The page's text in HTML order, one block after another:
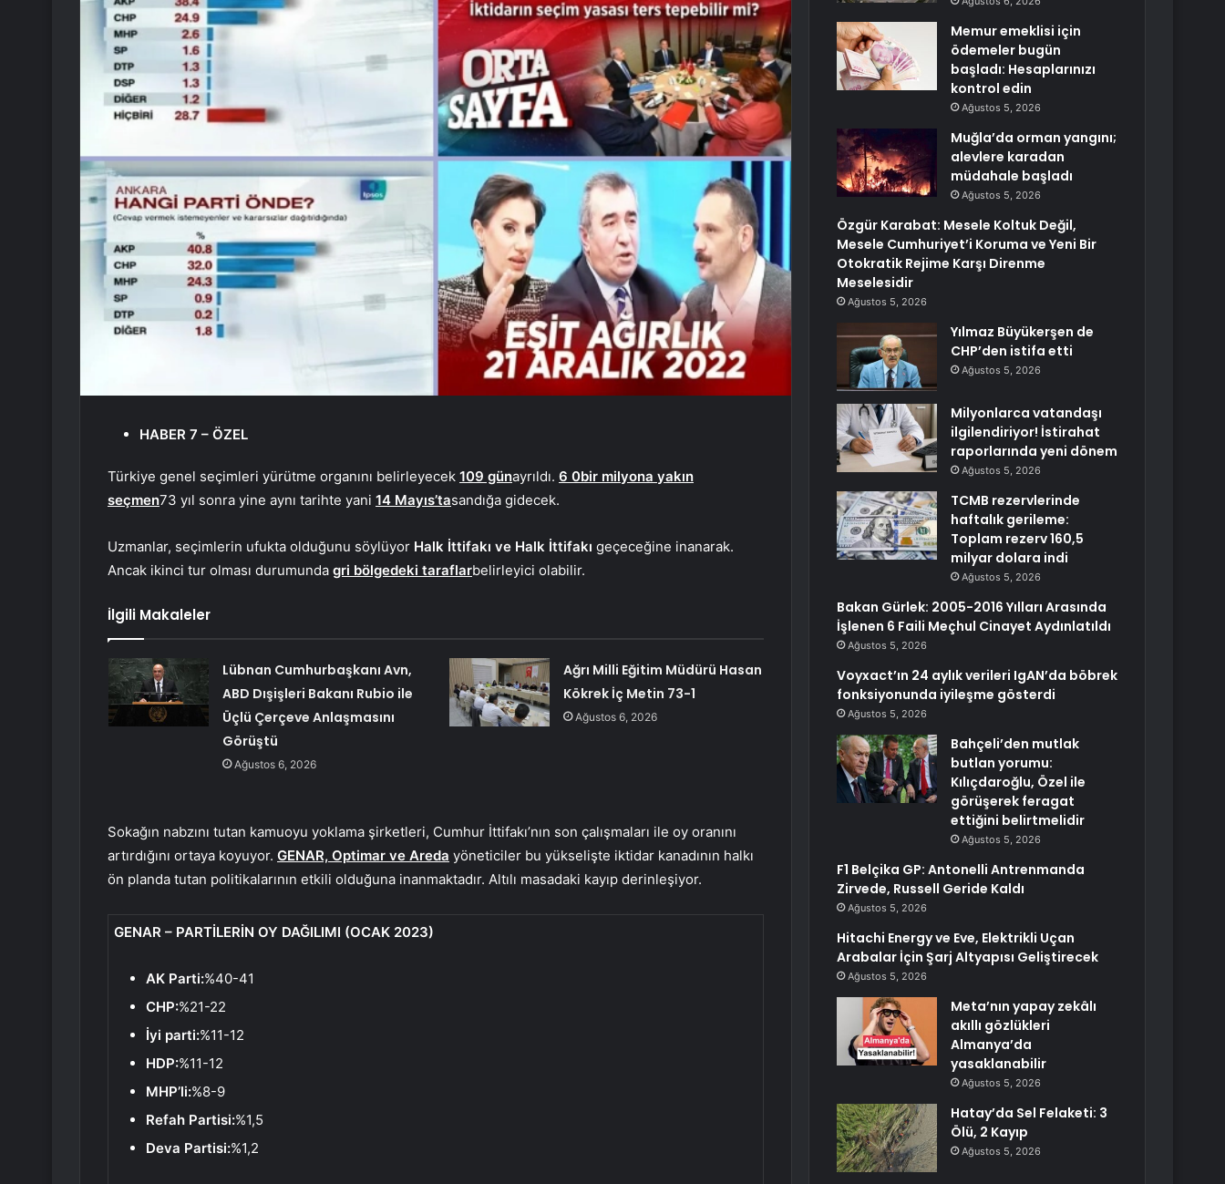
HABER 7 – ÖZEL
Türkiye genel seçimleri yürütme organını belirleyecek 109 günayrıldı. 6 0bir milyona yakın
seçmen73 yıl sonra yine aynı tarihte yani 14 Mayıs’tasandığa gidecek.
Uzmanlar, seçimlerin ufukta olduğunu söylüyor Halk İttifakı ve Halk İttifakı geçeceğine inanarak.
Ancak ikinci tur olması durumunda gri bölgedeki taraflarbelirleyici olabilir.
İlgili Makaleler
Lübnan Cumhurbaşkanı Avn,
ABD Dışişleri Bakanı Rubio ile
Üçlü Çerçeve Anlaşmasını
Görüştü
Ağustos 6, 2026
Ağrı Milli Eğitim Müdürü Hasan
Kökrek İç Metin 73-1
Ağustos 6, 2026
Sokağın nabzını tutan kamuoyu yoklama şirketleri, Cumhur İttifakı’nın son çalışmaları ile oy oranını
artırdığını ortaya koyuyor. GENAR, Optimar ve Areda yöneticiler bu yükselişte iktidar kanadının halkı
ön planda tutan politikalarının etkili olduğuna inanmaktadır. Altılı masadaki kayıp derinleşiyor.
GENAR – PARTİLERİN OY DAĞILIMI (OCAK 2023)
AK Parti:%40-41
CHP:%21-22
İyi parti:%11-12
HDP:%11-12
MHP’li:%8-9
Refah Partisi:%1,5
Deva Partisi:%1,2
Memur emeklisi için
ödemeler bugün
başladı: Hesaplarınızı
kontrol edin
Ağustos 5, 2026
Muğla’da orman yangını;
alevlere karadan
müdahale başladı
Ağustos 5, 2026
Özgür Karabat: Mesele Koltuk Değil,
Mesele Cumhuriyet’i Koruma ve Yeni Bir
Otokratik Rejime Karşı Direnme
Meselesidir
Ağustos 5, 2026
Yılmaz Büyükerşen de
CHP’den istifa etti
Ağustos 5, 2026
Milyonlarca vatandaşı
ilgilendiriyor! İstirahat
raporlarında yeni dönem
Ağustos 5, 2026
TCMB rezervlerinde
haftalık gerileme:
Toplam rezerv 160,5
milyar dolara indi
Ağustos 5, 2026
Bakan Gürlek: 2005-2016 Yılları Arasında
İşlenen 6 Faili Meçhul Cinayet Aydınlatıldı
Ağustos 5, 2026
Voyxact’ın 24 aylık verileri IgAN’da böbrek
fonksiyonunda iyileşme gösterdi
Ağustos 5, 2026
Bahçeli’den mutlak
butlan yorumu:
Kılıçdaroğlu, Özel ile
görüşerek feragat
ettiğini belirtmelidir
Ağustos 5, 2026
F1 Belçika GP: Antonelli Antrenmanda
Zirvede, Russell Geride Kaldı
Ağustos 5, 2026
Hitachi Energy ve Eve, Elektrikli Uçan
Arabalar İçin Şarj Altyapısı Geliştirecek
Ağustos 5, 2026
Meta’nın yapay zekâlı
akıllı gözlükleri
Almanya’da
yasaklanabilir
Ağustos 5, 2026
Hatay’da Sel Felaketi: 3
Ölü, 2 Kayıp
Ağustos 5, 2026